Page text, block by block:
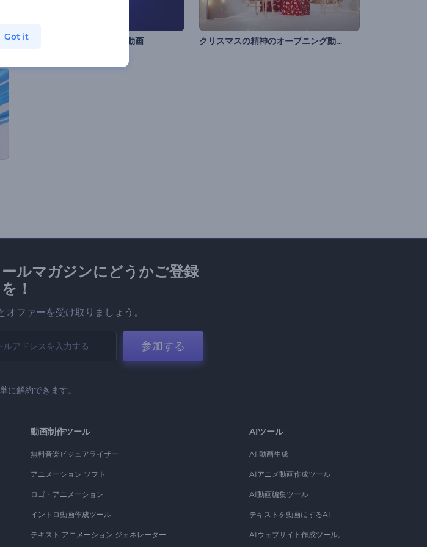
渦巻くネオン線のイントロ動画 クリスマスの精神のオープニング動画
ルマガジンにどうかご登録
を！
ファーを受け取りましょう。
参加する
に解約できます。
動画制作ツール
無料音楽ビジュアライザー
アニメーション ソフト
ロゴ・アニメーション
イントロ動画作成ツール
テキスト アニメーション ジェネレーター
AIツール
AI 動画生成
AIアニメ動画作成ツール
AI動画編集ツール
テキストを動画にするAI
AIウェブサイト作成ツール。
Got it